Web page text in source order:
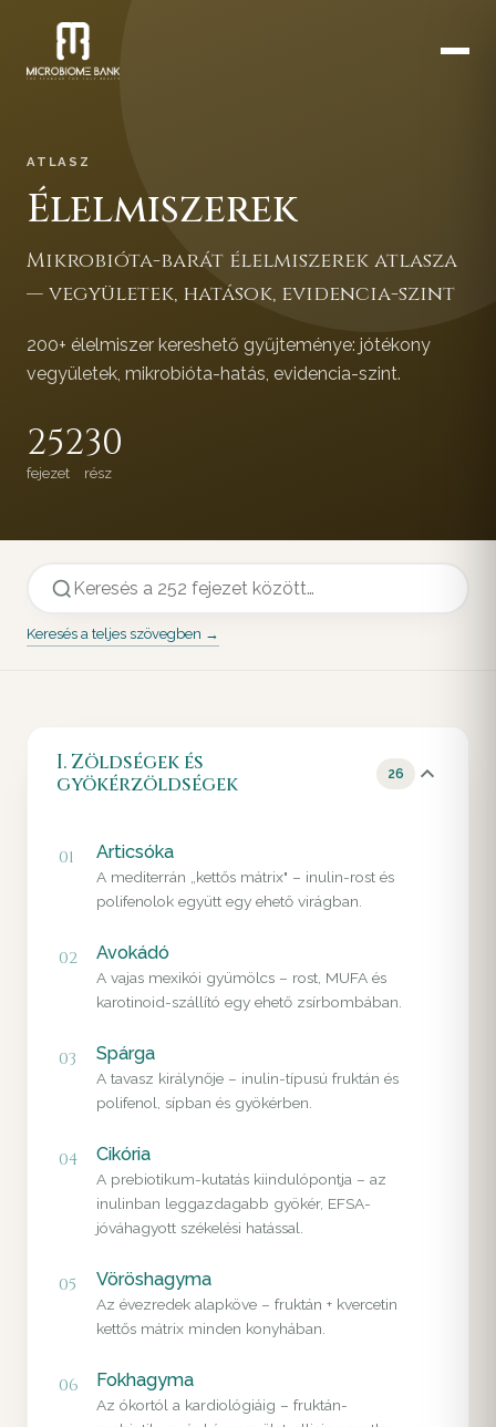
ATLASZ
Élelmiszerek
Mikrobióta-barát élelmiszerek atlasza
— vegyületek, hatások, evidencia-szint
200+ élelmiszer kereshető gyűjteménye: jótékony
vegyületek, mikrobióta-hatás, evidencia-szint.
252
fejezet
30
rész
Keresés a teljes szövegben →
I. Zöldségek és
gyökérzöldségek
26
01 Articsóka
A mediterrán „kettős mátrix" – inulin-rost és
polifenolok együtt egy ehető virágban.
02 Avokádó
A vajas mexikói gyümölcs – rost, MUFA és
karotinoid-szállító egy ehető zsírbombában.
03 Spárga
A tavasz királynője – inulin-típusú fruktán és
polifenol, sípban és gyökérben.
04 Cikória
A prebiotikum-kutatás kiindulópontja – az
inulinban leggazdagabb gyökér, EFSA-
jóváhagyott székelési hatással.
05 Vöröshagyma
Az évezredek alapköve – fruktán + kvercetin
kettős mátrix minden konyhában.
06 Fokhagyma
Az ókortól a kardiológiáig – fruktán-